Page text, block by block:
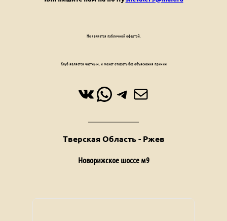
ВКонтакте
WhatsApp
Telegram
Почта
Тверская Область - Ржев
Новорижское шоссе м9